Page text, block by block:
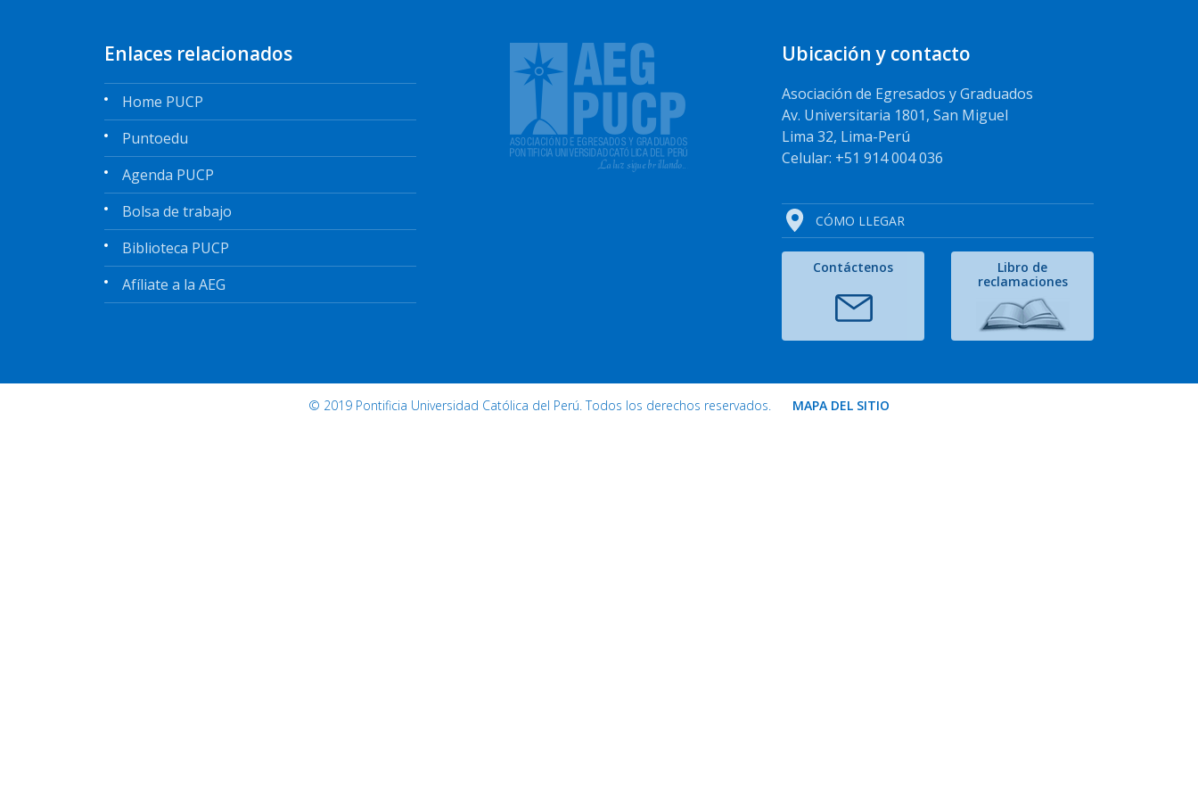
Enlaces relacionados
Home PUCP
Puntoedu
Agenda PUCP
Bolsa de trabajo
Biblioteca PUCP
Afíliate a la AEG
Ubicación y contacto
Asociación de Egresados y Graduados
Av. Universitaria 1801, San Miguel
Lima 32, Lima-Perú
Celular: +51 914 004 036
CÓMO LLEGAR
Contáctenos
Libro de
reclamaciones
© 2019 Pontificia Universidad Católica del Perú. Todos los derechos reservados. MAPA DEL SITIO